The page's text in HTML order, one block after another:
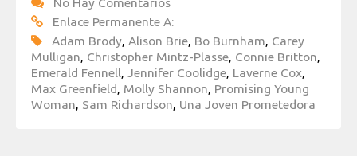
Enlace Permanente A:
Adam Brody, Alison Brie, Bo Burnham, Carey
Mulligan, Christopher Mintz-Plasse, Connie Britton,
Emerald Fennell, Jennifer Coolidge, Laverne Cox,
Max Greenfield, Molly Shannon, Promising Young
Woman, Sam Richardson, Una Joven Prometedora